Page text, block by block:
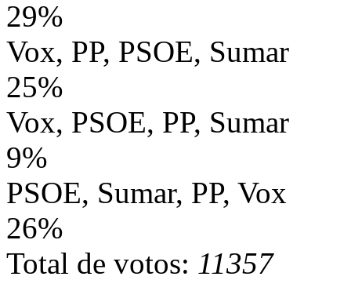
29%
Vox, PP, PSOE, Sumar
25%
Vox, PSOE, PP, Sumar
9%
PSOE, Sumar, PP, Vox
26%
Total de votos: 11357